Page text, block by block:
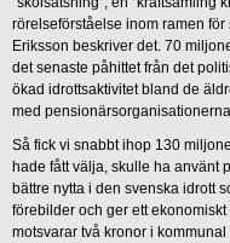
rörelseförståelse inom ramen
Eriksson beskriver det. 70
det senaste påhittet från det
ökad idrottsaktivitet bland de
med pensionärsorganisationerna.
Så fick vi snabbt ihop 130
hade fått välja, skulle ha använt
bättre nytta i den svenska idrott
förebilder och ger ett
motsvarar två kronor i